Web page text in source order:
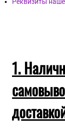
Реквизиты
1.